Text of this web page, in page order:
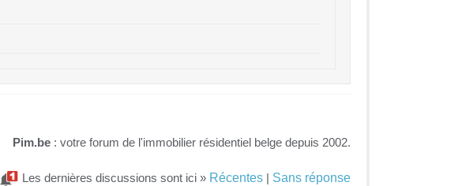
Pim.be : votre forum de l'immobilier résidentiel belge depuis 2002.
Les dernières discussions sont ici » Récentes | Sans réponse